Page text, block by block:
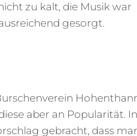
zu kalt, die Musik war
gesorgt.
aber an Popularität.
gebracht, dass